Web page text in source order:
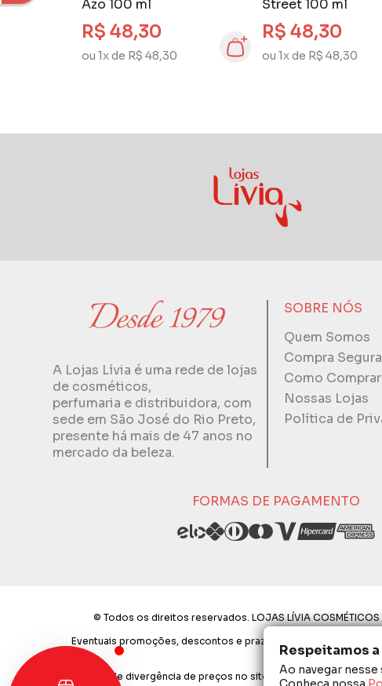
Respeitamos
Ao navegar
Azo 100 ml
R$ 48,30
ou 1x de R$ 48,30
Street 100 ml
R$ 48,30
ou 1x de R$ 48,30
A Lojas Lívia é uma rede de lojas
de cosméticos,
perfumaria e distribuidora, com
sede em São José do Rio Preto,
presente há mais de 47 anos no
mercado da beleza.
SOBRE NÓS
Quem Somos
Compra Segura
Como Comprar
Nossas Lojas
Política de
FORMAS DE PAGAMENTO
© Todos os direitos reservados. LOJAS LÍVIA
Eventuais promoções, descontos e prazos de pagamento
Em caso de divergência de preços no site, o valor válido é o